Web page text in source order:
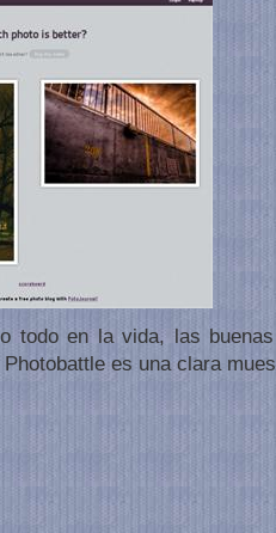
todo en la vida, las
es una clara